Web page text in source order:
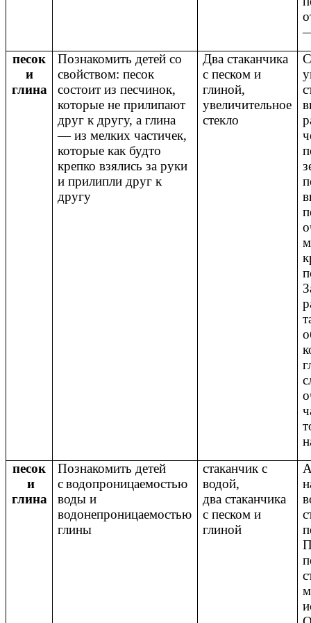
песок
и
глина
Познакомить детей со
свойством:песок
состоит из песчинок,
которые не прилипают
друг к другу, а глина
— из мелких частичек,
которые как будто
крепко взялись за руки
и прилипли друг к
другу
Два стаканчика
с песком и
глиной,
увеличительное
стекло
песок
и
глина
Познакомить детей
сводопроницаемостью
воды и
водонепроницаемостью
глины
стаканчик с
водой,
два стаканчика
с песком и
глиной